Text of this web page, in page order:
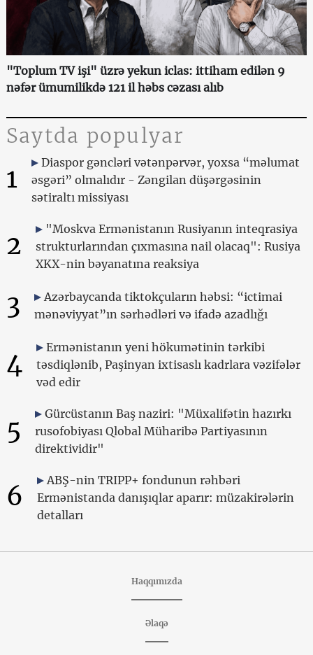
"Toplum TV işi" üzrə yekun iclas: ittiham edilən 9
nəfər ümumilikdə 121 il həbs cəzası alıb
Saytda populyar
1
Diaspor gəncləri vətənpərvər, yoxsa “məlumat
əsgəri” olmalıdır - Zəngilan düşərgəsinin
sətiraltı missiyası
2
"Moskva Ermənistanın Rusiyanın inteqrasiya
strukturlarından çıxmasına nail olacaq": Rusiya
XKX-nin bəyanatına reaksiya
3
Azərbaycanda tiktokçuların həbsi: “ictimai
mənəviyyat”ın sərhədləri və ifadə azadlığı
4
Ermənistanın yeni hökumətinin tərkibi
təsdiqlənib, Paşinyan ixtisaslı kadrlara vəzifələr
vəd edir
5
Gürcüstanın Baş naziri: "Müxalifətin hazırkı
rusofobiyası Qlobal Müharibə Partiyasının
direktividir"
6
ABŞ-nin TRIPP+ fondunun rəhbəri
Ermənistanda danışıqlar aparır: müzakirələrin
detalları
Haqqımızda
Əlaqə